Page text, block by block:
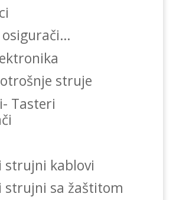
osigurači…
struje
Tasteri
strujni kablovi
strujni sa žaštitom